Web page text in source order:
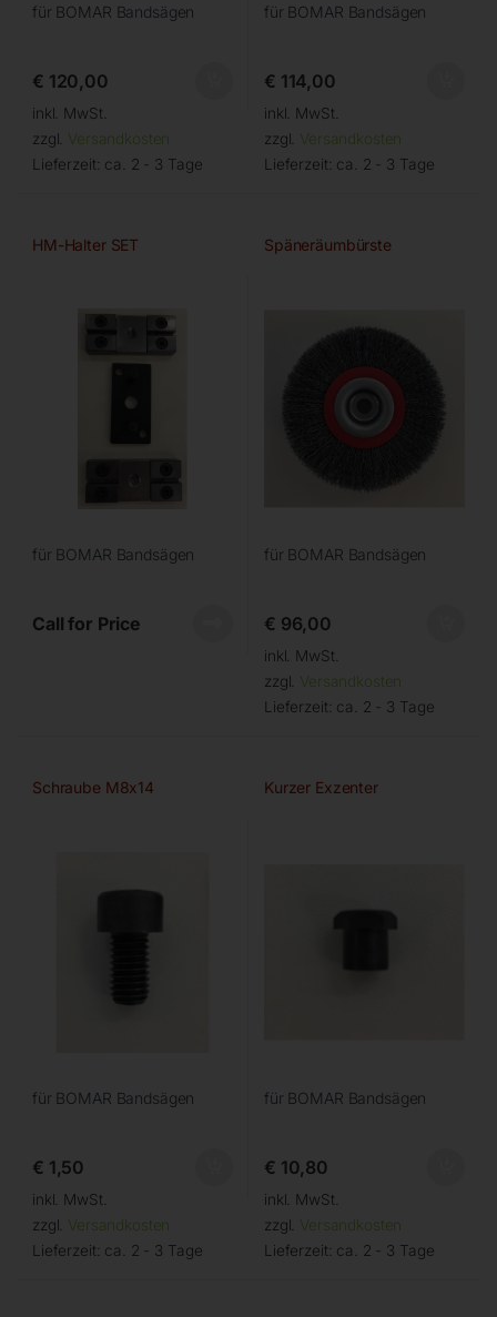
für BOMAR Bandsägen
€ 120,00
inkl. MwSt.
zzgl. Versandkosten
Lieferzeit: ca. 2 - 3 Tage
für BOMAR Bandsägen
€ 114,00
inkl. MwSt.
zzgl. Versandkosten
Lieferzeit: ca. 2 - 3 Tage
HM-Halter SET
für BOMAR Bandsägen
Call for Price
Späneräumbürste
für BOMAR Bandsägen
€ 96,00
inkl. MwSt.
zzgl. Versandkosten
Lieferzeit: ca. 2 - 3 Tage
Schraube M8x14
für BOMAR Bandsägen
€ 1,50
inkl. MwSt.
zzgl. Versandkosten
Lieferzeit: ca. 2 - 3 Tage
Kurzer Exzenter
für BOMAR Bandsägen
€ 10,80
inkl. MwSt.
zzgl. Versandkosten
Lieferzeit: ca. 2 - 3 Tage